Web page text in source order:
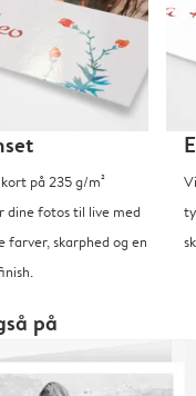
på 235 g/m²
dine fotos til live med
farver, skarphed og en
på